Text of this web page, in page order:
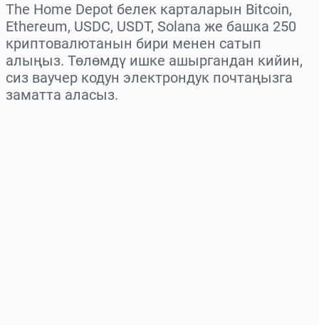
The Home Depot белек карталарын Bitcoin,
Ethereum, USDC, USDT, Solana же башка 250
криптовалютанын бири менен сатып
алыңыз. Төлөмдү ишке ашыргандан кийин,
сиз ваучер кодун электрондук почтаңызга
заматта аласыз.